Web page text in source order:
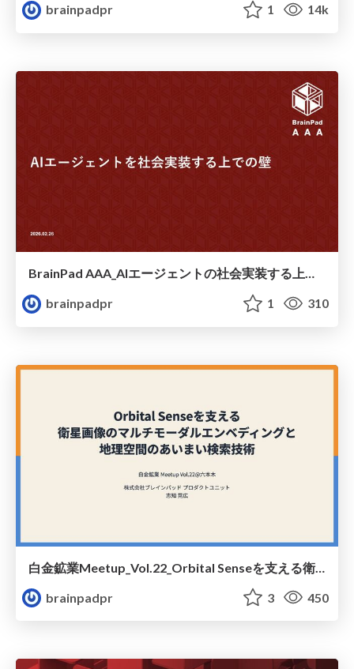
brainpadpr
1 14k
BrainPad AAA_AIエージェントの社会実装する上での壁 / Barriers to the Social Implementation of AI Agents
brainpadpr
1 310
brainpadpr
3 450